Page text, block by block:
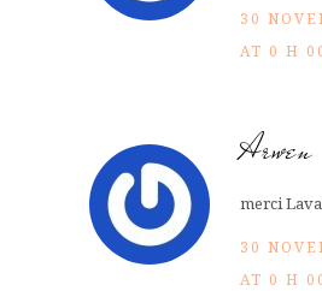
30
AT 0 H
Arwen
merci
30
AT 0 H